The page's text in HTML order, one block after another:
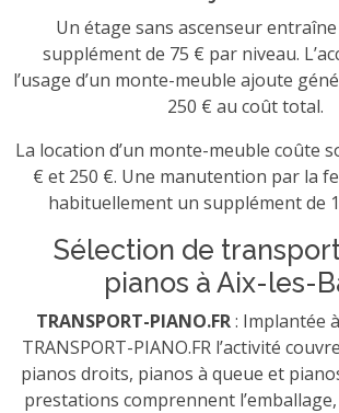
Un étage sans ascenseur
supplément de 75 € par niveau.
l’usage d’un monte-meuble ajoute
250 € au coût total.
La location d’un monte-meuble coûte
€ et 250 €. Une manutention par la
habituellement un supplément de
Sélection de
pianos à Aix-les-
TRANSPORT-PIANO.FR: Implantée
TRANSPORT-PIANO.FR l’activité
pianos droits, pianos à queue et
prestations comprennent